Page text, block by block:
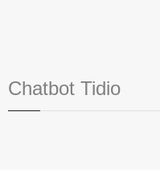
Chatbot Tidio